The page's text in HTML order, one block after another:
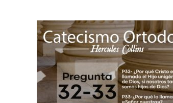
La Gracia de nuestro
Señor Jesucristo
Catecismo Ortodoxo